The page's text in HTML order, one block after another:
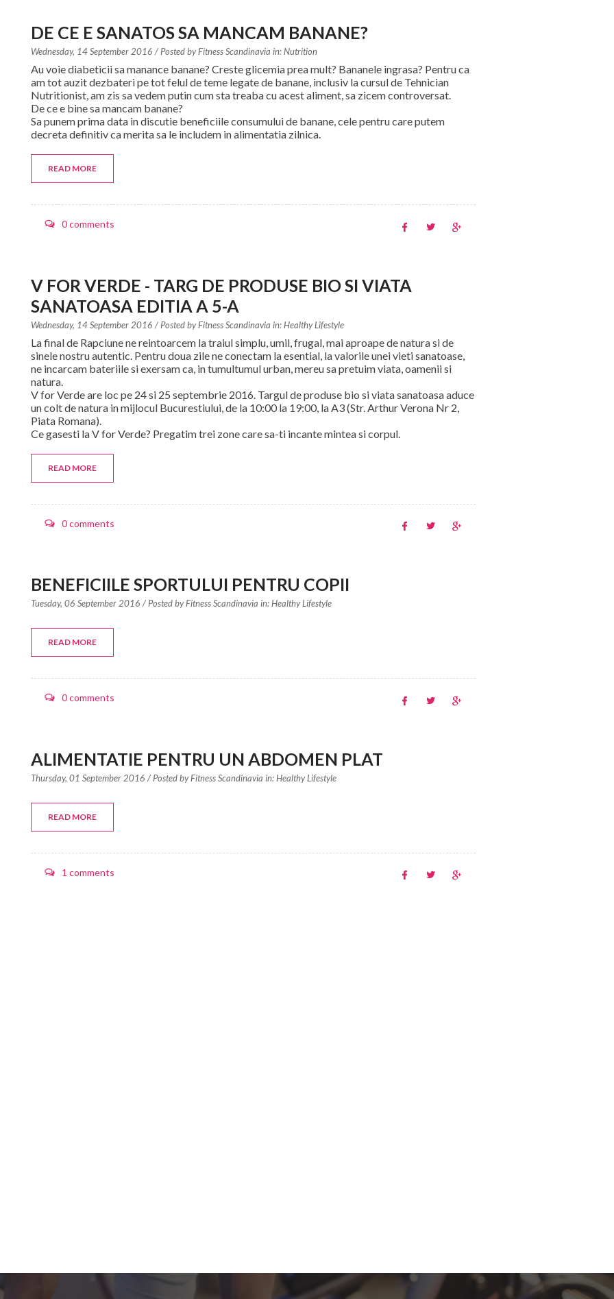
DE CE E SANATOS SA MANCAM BANANE?
Wednesday, 14 September 2016 / Posted byFitness Scandinavia in:Nutrition
Au voie diabeticii sa manance banane? Creste glicemia prea mult? Bananele ingrasa? Pentru ca
am tot auzit dezbateri pe tot felul de teme legate de banane, inclusiv la cursul de Tehnician
Nutritionist, am zis sa vedem putin cum sta treaba cu acest aliment, sa zicem controversat.
De ce e bine sa mancam banane?
Sa punem prima data in discutie beneficiile consumului de banane, cele pentru care putem
decreta definitiv ca merita sa le includem in alimentatia zilnica.
READ MORE
0 comments
V FOR VERDE - TARG DE PRODUSE BIO SI VIATA
SANATOASA EDITIA A 5-A
Wednesday, 14 September 2016 / Posted byFitness Scandinavia in:Healthy Lifestyle
La final de Rapciune ne reintoarcem la traiul simplu, umil, frugal, mai aproape de natura si de
sinele nostru autentic. Pentru doua zile ne conectam la esential, la valorile unei vieti sanatoase,
ne incarcam bateriile si exersam ca, in tumultumul urban, mereu sa pretuim viata, oamenii si
natura.
V for Verde are loc pe 24 si 25 septembrie 2016. Targul de produse bio si viata sanatoasa aduce
un colt de natura in mijlocul Bucurestiului, de la 10:00 la 19:00, la A3 (Str. Arthur Verona Nr 2,
Piata Romana).
Ce gasesti la V for Verde? Pregatim trei zone care sa-ti incante mintea si corpul.
READ MORE
0 comments
BENEFICIILE SPORTULUI PENTRU COPII
Tuesday, 06 September 2016 / Posted byFitness Scandinavia in:Healthy Lifestyle
READ MORE
0 comments
ALIMENTATIE PENTRU UN ABDOMEN PLAT
Thursday, 01 September 2016 / Posted byFitness Scandinavia in:Healthy Lifestyle
READ MORE
1 comments